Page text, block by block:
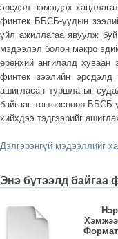
эрсдэл нэмэгдэх
финтек ББСБ-уудын
үйл ажиллагаа явуулж
мэдээлэл болон макро
ерөнхий ангилалд хуваан
финтек зээлийн эрсдэлд
ашигласан туршлагыг
байгааг тогтоосноор
хийхдээ тэдгээрийг
Дэлгэрэнгүй мэдээллийг
Энэ бүтээлд байгаа